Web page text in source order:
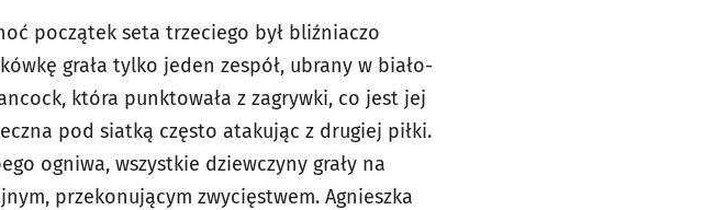
początek seta trzeciego był bliźniaczo
grała tylko jeden zespół, ubrany w biało-
która punktowała z zagrywki, co jest jej
pod siatką często atakując z drugiej piłki.
ogniwa, wszystkie dziewczyny grały na
przekonującym zwycięstwem. Agnieszka